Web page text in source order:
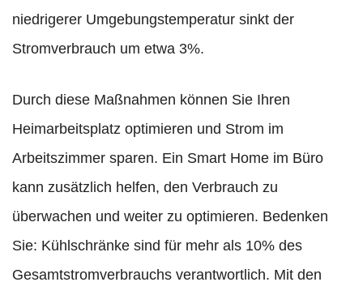
niedrigerer Umgebungstemperatur sinkt der
Stromverbrauch um etwa 3%.
Durch diese Maßnahmen können Sie Ihren
Heimarbeitsplatz optimieren und Strom im
Arbeitszimmer sparen. Ein Smart Home im Büro
kann zusätzlich helfen, den Verbrauch zu
überwachen und weiter zu optimieren. Bedenken
Sie: Kühlschränke sind für mehr als 10% des
Gesamtstromverbrauchs verantwortlich. Mit den